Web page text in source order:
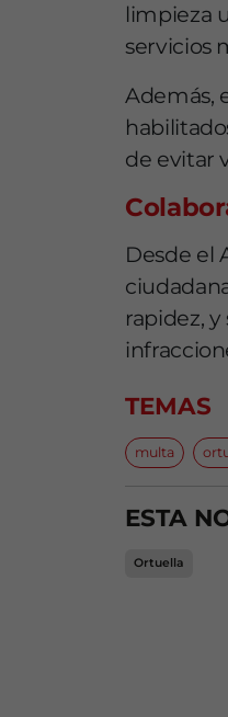
limpieza
servicios
Además,
de evitar
Desde el
rapidez,
TEMAS
multa
ESTA
Ortuella